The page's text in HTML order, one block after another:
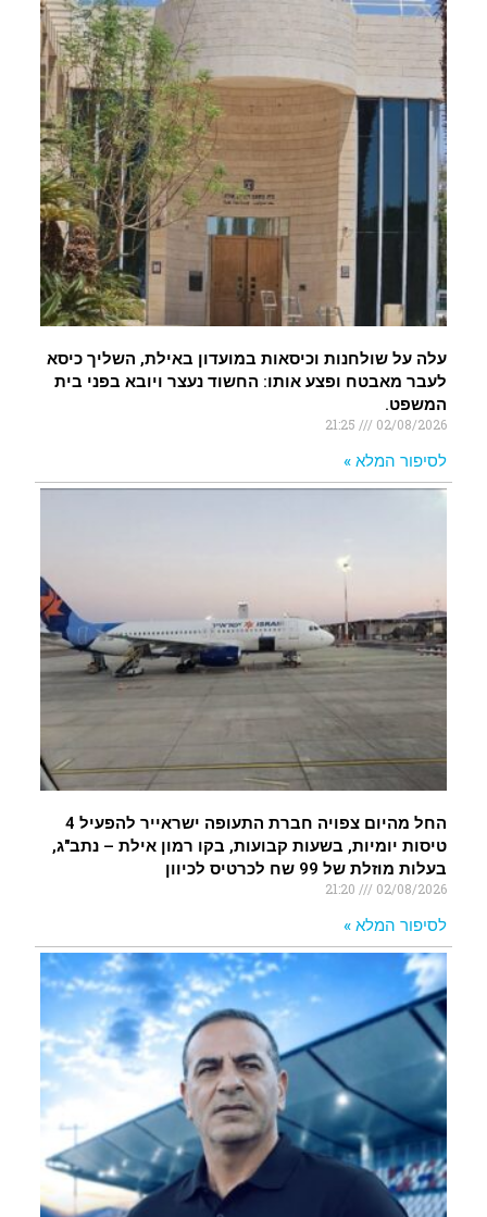
עלה על שולחנות וכיסאות במועדון באילת, השליך כיסא
לעבר מאבטח ופצע אותו: החשוד נעצר ויובא בפני בית
המשפט.
02/08/2026
לסיפור המלא »
החל מהיום צפויה חברת התעופה ישראייר להפעיל 4
טיסות יומיות, בשעות קבועות, בקו רמון אילת – נתב"ג,
בעלות מוזלת של 99 שח לכרטיס לכיוון
02/08/2026
לסיפור המלא »